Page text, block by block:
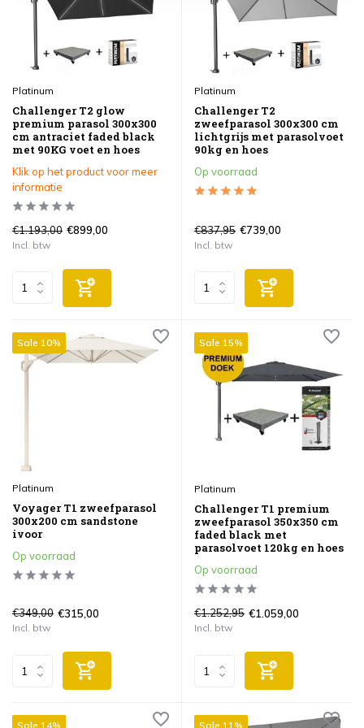
Platinum
Challenger T2 glow
premium parasol 300x300
cm antraciet faded black
met 90KG voet en hoes
Klik op het product voor meer
informatie
€1.193,00 €899,00
Incl. btw
Platinum
Challenger T2
zweefparasol 300x300 cm
lichtgrijs met parasolvoet
90kg en hoes
Op voorraad
€837,95 €739,00
Incl. btw
Sale 10%
Platinum
Voyager T1 zweefparasol
300x200 cm sandstone
ivoor
Op voorraad
€349,00 €315,00
Incl. btw
Sale 15%
Platinum
Challenger T1 premium
zweefparasol 350x350 cm
faded black met
parasolvoet 120kg en hoes
Op voorraad
€1.252,95 €1.059,00
Incl. btw
Sale 14% Sale 11%